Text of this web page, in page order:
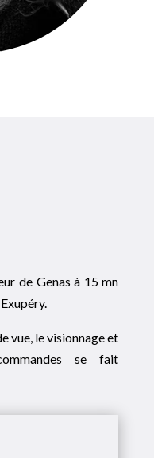
de Genas à 15 mn
vue, le visionnage et
se fait